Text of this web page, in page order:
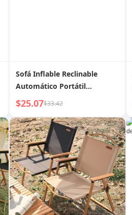
Sofá Inflable Reclinable
Automático Portátil
Primitivo
$25.07$33.42